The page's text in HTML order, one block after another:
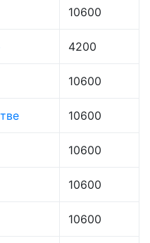
10600
4200
10600
10600
10600
10600
10600